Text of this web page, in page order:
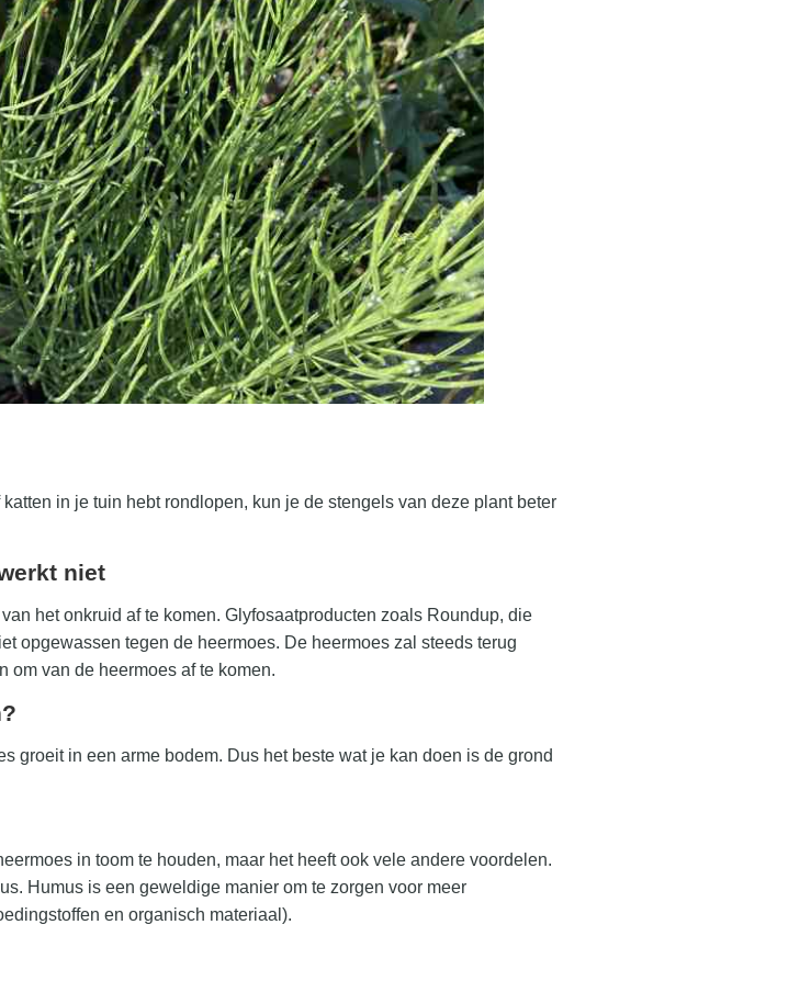
in je tuin hebt rondlopen, kun je de stengels van deze plant beter
niet
het onkruid af te komen. Glyfosaatproducten zoals Roundup, die
opgewassen tegen de heermoes. De heermoes zal steeds terug
om van de heermoes af te komen.
groeit in een arme bodem. Dus het beste wat je kan doen is de grond
in toom te houden, maar het heeft ook vele andere voordelen.
Humus is een geweldige manier om te zorgen voor meer
en organisch materiaal).